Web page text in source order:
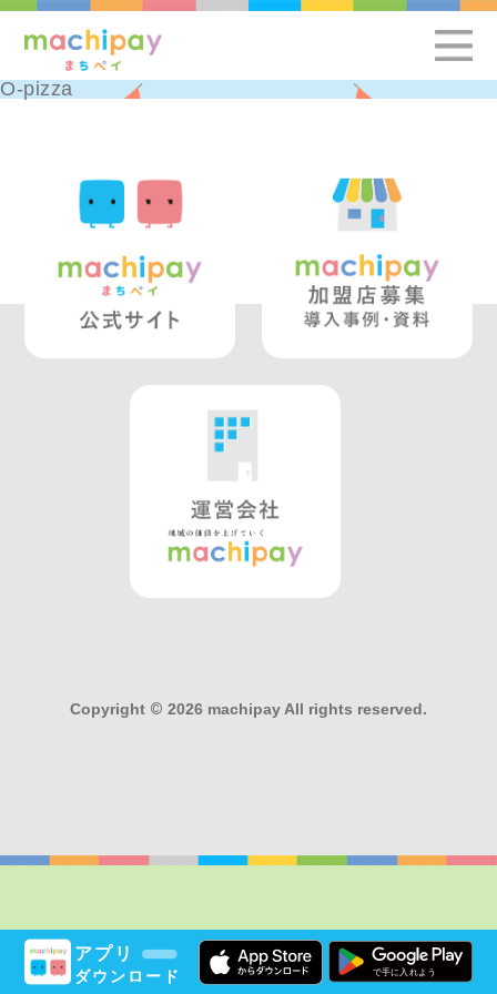
アプリ
ダウンロード
O-pizza
Copyright © 2026 machipay All rights reserved.